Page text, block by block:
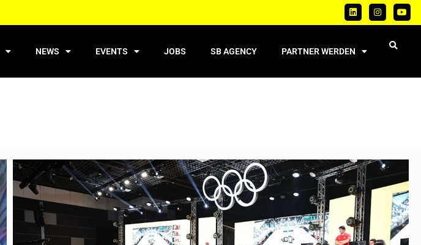
NEWS EVENTS JOBS SB AGENCY PARTNER WERDEN